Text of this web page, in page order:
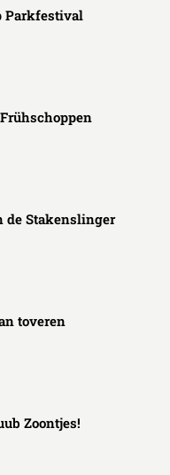
Parkfestival
de Stakenslinger
toveren
Zoontjes!